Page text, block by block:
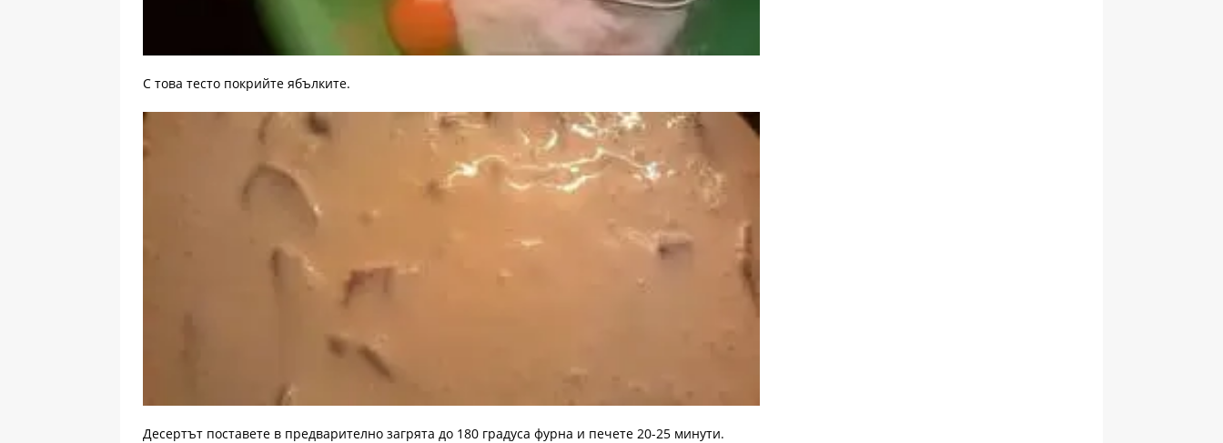
С това тесто покрийте ябълките.
Десертът поставете в предварително загрята до 180 градуса фурна и печете 20-25 минути.